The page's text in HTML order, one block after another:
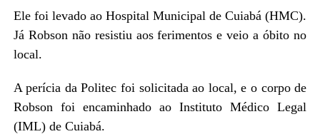
Ele foi levado ao Hospital Municipal de Cuiabá (HMC).
Já Robson não resistiu aos ferimentos e veio a óbito no
local.
A perícia da Politec foi solicitada ao local, e o corpo de
Robson foi encaminhado ao Instituto Médico Legal
(IML) de Cuiabá.